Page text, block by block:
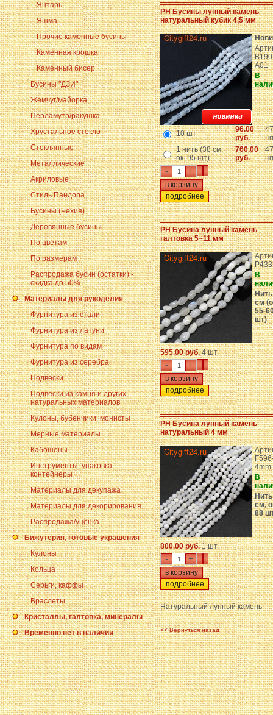
Янтарь
Яшма
Прочие каменные бусины
Каменная крошка
Каменный бисер
Бусины "ДЗИ"
Жемчуг/майорка
Перламутр/ракушка
Хрустальное стекло
Стеклянные
Металлические
Акриловые
Стиль Пандора
Бусины (Чехия)
Деревянные бусины
По цветам
По размерам
Распродажа бусин (остатки) -
скидка до 50%
Материалы для рукоделия
Фурнитура из стали
Фурнитура из латуни
Фурнитура по видам
Фурнитура из серебра
Подвески
Подвески из камня и других
натуральных материалов
Кулоны, бубенчики, монисты
Мерные материалы
Кабошоны
Инструменты, упаковка,
контейнеры
Материалы для декупажа
Материалы для декорирования
Распродажа/уценка
Бижутерия, готовые украшения
Кулоны
Кольца
Серьги, каффы
Браслеты
Кристаллы, галтовка, минералы
Временно нет в наличии
PH Бусины лунный камень
натуральный кубик 4,5 мм
A01
В
10 шт
96.00
руб.
1 нить (38 см,
ок. 95 шт)
760.00
руб.
- +
подробнее
PH Бусина лунный камень
галтовка 5~11 мм
В
см
55-
шт)
595.00 руб.4 шт.
- +
подробнее
PH Бусина лунный камень
натуральный 4 мм
4mm
В
см,
88
800.00 руб.1 шт.
- +
подробнее
Натуральный лунный камень
<< Вернуться назад